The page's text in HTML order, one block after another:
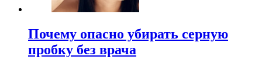
Почему опасно убирать серную
пробку без врача